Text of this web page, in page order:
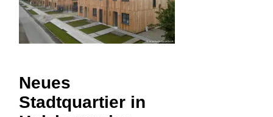
Neues
Stadtquartier in